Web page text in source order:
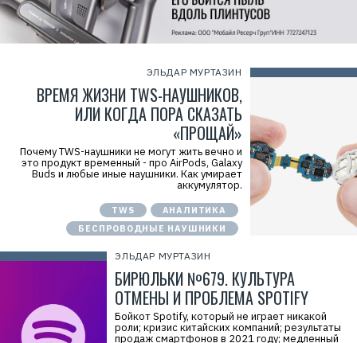
ЭЛЬДАР МУРТАЗИН
ВРЕМЯ ЖИЗНИ TWS-НАУШНИКОВ,
ИЛИ КОГДА ПОРА СКАЗАТЬ
«ПРОЩАЙ»
Почему TWS-наушники не могут жить вечно и
это продукт временный - про AirPods, Galaxy
Buds и любые иные наушники. Как умирает
аккумулятор.
TWS
АНАЛИТИКА
БЕСПРОВОДНЫЕ НАУШНИКИ
ЭЛЬДАР МУРТАЗИН
БИРЮЛЬКИ №679. КУЛЬТУРА
ОТМЕНЫ И ПРОБЛЕМА SPOTIFY
Бойкот Spotify, который не играет никакой
роли; кризис китайских компаний; результаты
продаж смартфонов в 2021 году; медленный